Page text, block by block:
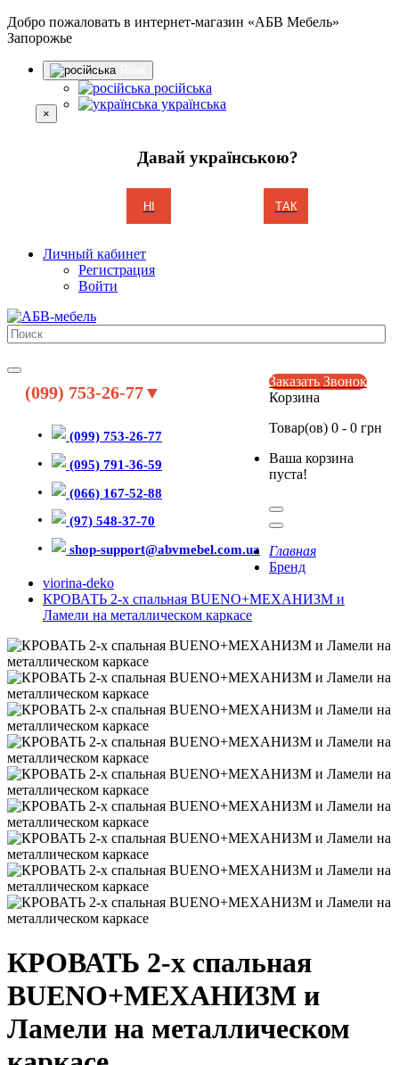
Добро пожаловать в интернет-магазин «АБВ Мебель»
Запорожье
російська
українська
×
Давай українською?
НІ ТАК
Личный кабинет
Регистрация
Войти
(099) 753-26-77▼
(099) 753-26-77
(095) 791-36-59
(066) 167-52-88
(97) 548-37-70
shop-support@abvmebel.com.ua
Заказать Звонок
Корзина
Товар(ов) 0 - 0 грн
Ваша корзина
пуста!
Главная
Бренд
viorina-deko
КРОВАТЬ 2-х спальная BUENO+МЕХАНИЗМ и
Ламели на металлическом каркасе
КРОВАТЬ 2-х спальная
BUENO+МЕХАНИЗМ и
Ламели на металлическом